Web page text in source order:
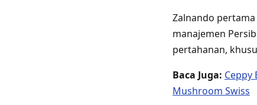
Zalnando
manajemen
pertahanan,
Baca Juga: Ceppy
Mushroom Swiss